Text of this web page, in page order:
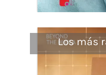
Los más